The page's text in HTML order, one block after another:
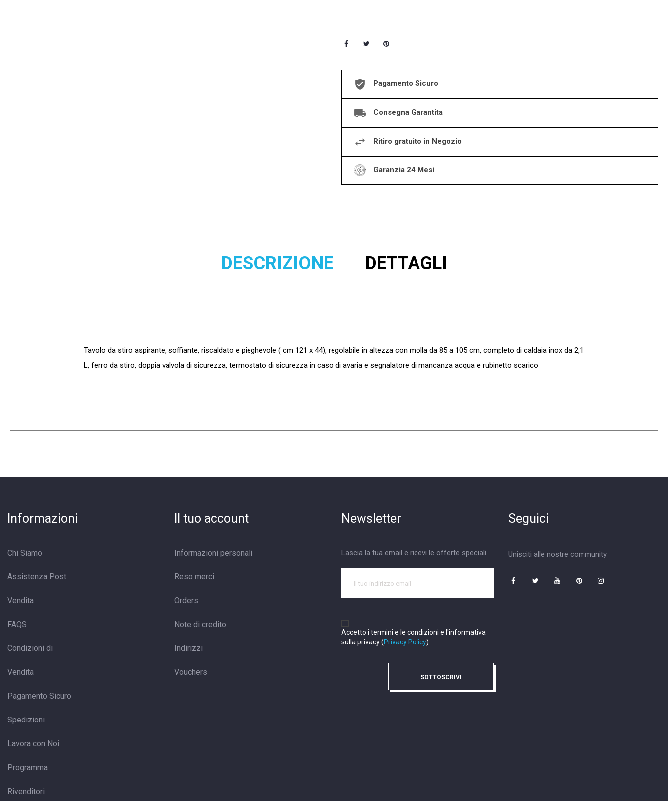
Pagamento Sicuro
Consegna Garantita
Ritiro gratuito in Negozio
Garanzia 24 Mesi
DESCRIZIONE DETTAGLI
Tavolo da stiro aspirante, soffiante, riscaldato e pieghevole ( cm 121 x 44), regolabile in altezza con molla da 85 a 105 cm, completo di caldaia inox da 2,1
L, ferro da stiro, doppia valvola di sicurezza, termostato di sicurezza in caso di avaria e segnalatore di mancanza acqua e rubinetto scarico
Informazioni
Chi Siamo
Assistenza Post
Vendita
FAQS
Condizioni di
Vendita
Pagamento Sicuro
Spedizioni
Lavora con Noi
Programma
Rivenditori
Il tuo account
Informazioni personali
Reso merci
Orders
Note di credito
Indirizzi
Vouchers
Newsletter
Lascia la tua email e ricevi le offerte speciali
Accetto i termini e le condizioni e l'informativa
sulla privacy (Privacy Policy)
Seguici
Unisciti alle nostre community